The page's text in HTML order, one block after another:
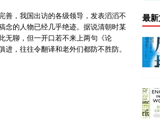
善，我国出访的各级领导，发表滔滔不
念的人物已经几乎绝迹。据说清朝时某
无聊，但一开口若不来上两句《论
，往往令翻译和老外们都防不胜防。
最